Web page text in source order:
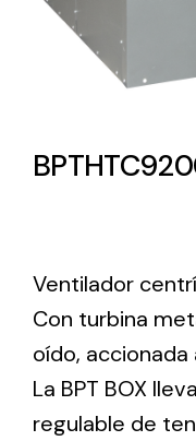
Ventilation
Ventilador
Con turbina
oído,
La BPT BOX
regulable de